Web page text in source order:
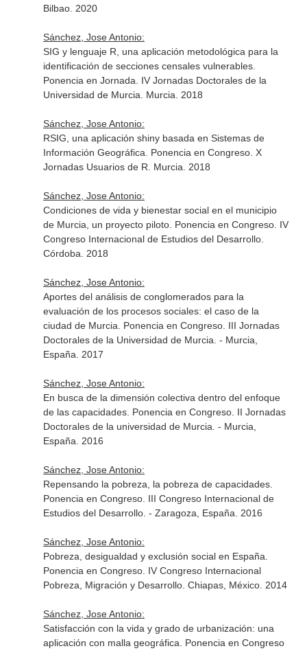
Bilbao. 2020
Sánchez, Jose Antonio:
SIG y lenguaje R, una aplicación metodológica para la
identificación de secciones censales vulnerables.
Ponencia en Jornada. IV Jornadas Doctorales de la
Universidad de Murcia. Murcia. 2018
Sánchez, Jose Antonio:
RSIG, una aplicación shiny basada en Sistemas de
Información Geográfica. Ponencia en Congreso. X
Jornadas Usuarios de R. Murcia. 2018
Sánchez, Jose Antonio:
Condiciones de vida y bienestar social en el municipio
de Murcia, un proyecto piloto. Ponencia en Congreso. IV
Congreso Internacional de Estudios del Desarrollo.
Córdoba. 2018
Sánchez, Jose Antonio:
Aportes del análisis de conglomerados para la
evaluación de los procesos sociales: el caso de la
ciudad de Murcia. Ponencia en Congreso. III Jornadas
Doctorales de la Universidad de Murcia. - Murcia,
España. 2017
Sánchez, Jose Antonio:
En busca de la dimensión colectiva dentro del enfoque
de las capacidades. Ponencia en Congreso. II Jornadas
Doctorales de la universidad de Murcia. - Murcia,
España. 2016
Sánchez, Jose Antonio:
Repensando la pobreza, la pobreza de capacidades.
Ponencia en Congreso. III Congreso Internacional de
Estudios del Desarrollo. - Zaragoza, España. 2016
Sánchez, Jose Antonio:
Pobreza, desigualdad y exclusión social en España.
Ponencia en Congreso. IV Congreso Internacional
Pobreza, Migración y Desarrollo. Chiapas, México. 2014
Sánchez, Jose Antonio:
Satisfacción con la vida y grado de urbanización: una
aplicación con malla geográfica. Ponencia en Congreso